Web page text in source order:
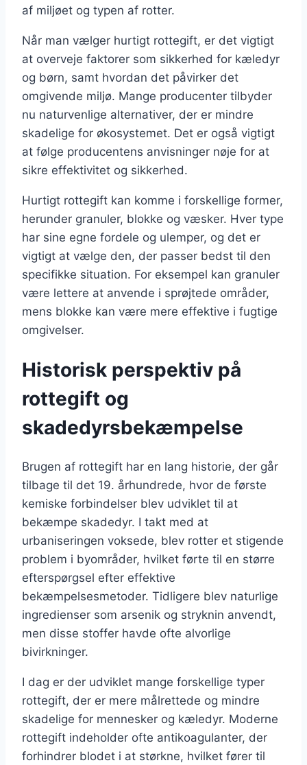
af miljøet og typen af rotter.
Når man vælger hurtigt rottegift, er det vigtigt
at overveje faktorer som sikkerhed for kæledyr
og børn, samt hvordan det påvirker det
omgivende miljø. Mange producenter tilbyder
nu naturvenlige alternativer, der er mindre
skadelige for økosystemet. Det er også vigtigt
at følge producentens anvisninger nøje for at
sikre effektivitet og sikkerhed.
Hurtigt rottegift kan komme i forskellige former,
herunder granuler, blokke og væsker. Hver type
har sine egne fordele og ulemper, og det er
vigtigt at vælge den, der passer bedst til den
specifikke situation. For eksempel kan granuler
være lettere at anvende i sprøjtede områder,
mens blokke kan være mere effektive i fugtige
omgivelser.
Historisk perspektiv på
rottegift og
skadedyrsbekæmpelse
Brugen af rottegift har en lang historie, der går
tilbage til det 19. århundrede, hvor de første
kemiske forbindelser blev udviklet til at
bekæmpe skadedyr. I takt med at
urbaniseringen voksede, blev rotter et stigende
problem i byområder, hvilket førte til en større
efterspørgsel efter effektive
bekæmpelsesmetoder. Tidligere blev naturlige
ingredienser som arsenik og stryknin anvendt,
men disse stoffer havde ofte alvorlige
bivirkninger.
I dag er der udviklet mange forskellige typer
rottegift, der er mere målrettede og mindre
skadelige for mennesker og kæledyr. Moderne
rottegift indeholder ofte antikoagulanter, der
forhindrer blodet i at størkne, hvilket fører til